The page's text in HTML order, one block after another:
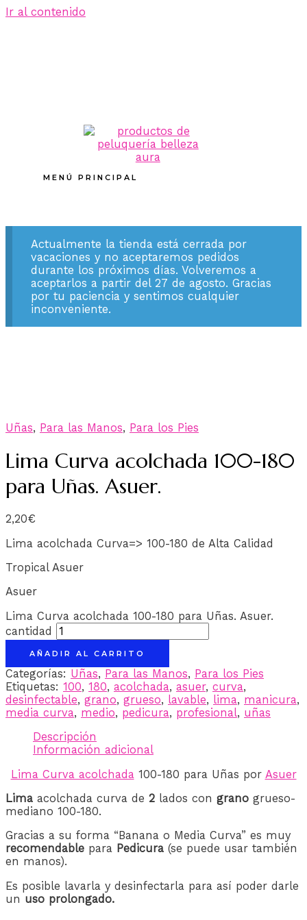
Ir al contenido
MENÚ PRINCIPAL
Actualmente la tienda está cerrada por
vacaciones y no aceptaremos pedidos
durante los próximos días. Volveremos a
aceptarlos a partir del 27 de agosto. Gracias
por tu paciencia y sentimos cualquier
inconveniente.
Uñas, Para las Manos, Para los Pies
Lima Curva acolchada 100-180
para Uñas. Asuer.
2,20€
Lima acolchada Curva=> 100-180 de Alta Calidad
Tropical Asuer
Asuer
Lima Curva acolchada 100-180 para Uñas. Asuer.
cantidad
AÑADIR AL CARRITO
Categorías: Uñas, Para las Manos, Para los Pies
Etiquetas: 100, 180, acolchada, asuer, curva,
desinfectable, grano, grueso, lavable, lima, manicura,
media curva, medio, pedicura, profesional, uñas
Descripción
Información adicional
Lima Curva acolchada 100-180 para Uñas por Asuer
Lima acolchada curva de 2 lados con grano grueso-
mediano 100-180.
Gracias a su forma “Banana o Media Curva” es muy
recomendable para Pedicura (se puede usar también
en manos).
Es posible lavarla y desinfectarla para así poder darle
un uso prolongado.